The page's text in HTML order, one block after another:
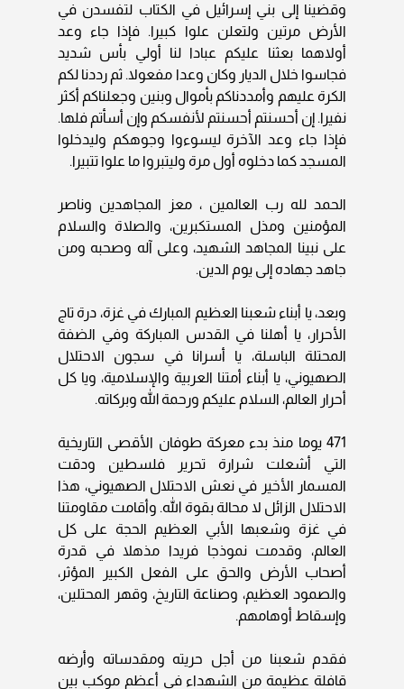
وقضينا إلى بني إسرائيل في الكتاب لتفسدن في
الأرض مرتين ولتعلن علوا كبيرا. فإذا جاء وعد
أولاهما بعثنا عليكم عبادا لنا أولي بأس شديد
فجاسوا خلال الديار وكان وعدا مفعولا. ثم رددنا لكم
الكرة عليهم وأمددناكم بأموال وبنين وجعلناكم أكثر
نفيرا. إن أحسنتم أحسنتم لأنفسكم وإن أسأتم فلها.
فإذا جاء وعد الآخرة ليسوءوا وجوهكم وليدخلوا
المسجد كما دخلوه أول مرة وليتبروا ما علوا تتبيرا.
الحمد لله رب العالمين ، معز المجاهدين وناصر
المؤمنين ومذل المستكبرين، والصلاة والسلام
على نبينا المجاهد الشهيد، وعلى آله وصحبه ومن
جاهد جهاده إلى يوم الدين.
وبعد، يا أبناء شعبنا العظيم المبارك في غزة، درة تاج
الأحرار، يا أهلنا في القدس المباركة وفي الضفة
المحتلة الباسلة، يا أسرانا في سجون الاحتلال
الصهيوني، يا أبناء أمتنا العربية والإسلامية، ويا كل
أحرار العالم، السلام عليكم ورحمة الله وبركاته.
471 يوما منذ بدء معركة طوفان الأقصى التاريخية
التي أشعلت شرارة تحرير فلسطين ودقت
المسمار الأخير في نعش الاحتلال الصهيوني، هذا
الاحتلال الزائل لا محالة بقوة الله. وأقامت مقاومتنا
في غزة وشعبها الأبي العظيم الحجة على كل
العالم، وقدمت نموذجا فريدا مذهلا في قدرة
أصحاب الأرض والحق على الفعل الكبير المؤثر،
والصمود العظيم، وصناعة التاريخ، وقهر المحتلين،
وإسقاط أوهامهم.
فقدم شعبنا من أجل حريته ومقدساته وأرضه
قافلة عظيمة من الشهداء في أعظم موكب بين